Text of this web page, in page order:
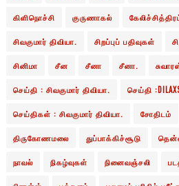
கிளிநொச்சி குருணாகல்
சிவகுமார் திவியா. சிறப்புப் பதிவுகள்
சினிமா சீன சீனா சீனா.
செய்தி : சிவகுமார் திவியா. செய்தி
செய்திகள் : சிவகுமார் திவியா. சோதிடம்
திருகோணமலை துப்பாக்கிச்சூடு
நாவல் நிகழ்வுகள் நினைவஞ்சலி